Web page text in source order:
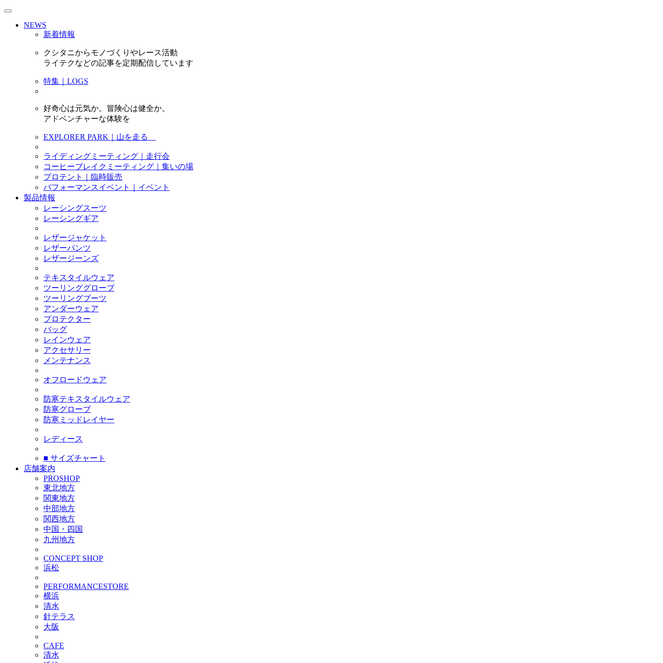
NEWS
新着情報
クシタニからモノづくりやレース活動
ライテクなどの記事を定期配信しています
特集｜LOGS
好奇心は元気か。冒険心は健全か。
アドベンチャーな体験を
EXPLORER PARK｜山を走る
ライディングミーティング｜走行会
コーヒーブレイクミーティング｜集いの場
プロテント｜臨時販売
パフォーマンスイベント｜イベント
製品情報
レーシングスーツ
レーシングギア
レザージャケット
レザーパンツ
レザージーンズ
テキスタイルウェア
ツーリンググローブ
ツーリングブーツ
アンダーウェア
プロテクター
バッグ
レインウェア
アクセサリー
メンテナンス
オフロードウェア
防寒テキスタイルウェア
防寒グローブ
防寒ミッドレイヤー
レディース
■ サイズチャート
店舗案内
PROSHOP
東北地方
関東地方
中部地方
関西地方
中国・四国
九州地方
CONCEPT SHOP
浜松
PERFORMANCESTORE
横浜
清水
針テラス
大阪
CAFE
清水